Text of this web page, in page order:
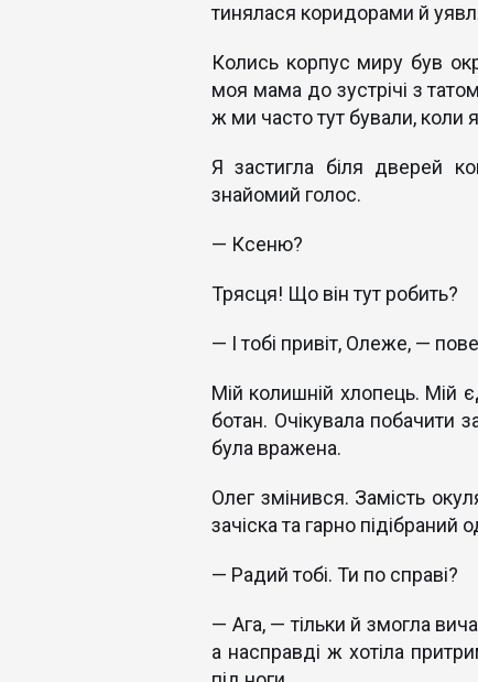
тинялася коридорами й
Колись корпус миру був
моя мама до зустрічі з
ж ми часто тут бували, коли
Я застигла біля дверей
знайомий голос.
— Ксеню?
Трясця! Що він тут робить?
— І тобі привіт, Олеже, —
Мій колишній хлопець. Мій
ботан. Очікувала побачити
була вражена.
Олег змінився. Замість
зачіска та гарно
— Радий тобі. Ти по справі?
— Ага, — тільки й змогла
а насправді ж хотіла